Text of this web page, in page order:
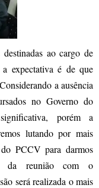
ao cargo de
a expectativa é de que
a ausência
no Governo do
porém a
lutando por mais
PCCV para darmos
da reunião com o
será realizada o mais